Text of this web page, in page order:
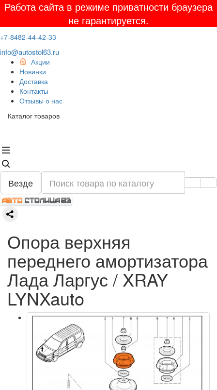
Работа сайта в режиме приватности браузера
не гарантируется.
+7-8482-44-42-33
info@autostol63.ru
Акции
Новинки
Доставка
Контакты
Отзывы о нас
Каталог товаров
Везде
Опора верхняя
переднего амортизатора
Лада Ларгус / XRAY
LYNXauto